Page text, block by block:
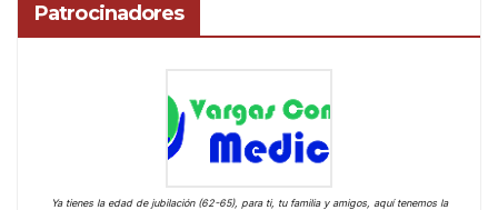
Patrocinadores
Ya tienes la edad de jubilación (62-65), para ti, tu familia y amigos, aquí tenemos la